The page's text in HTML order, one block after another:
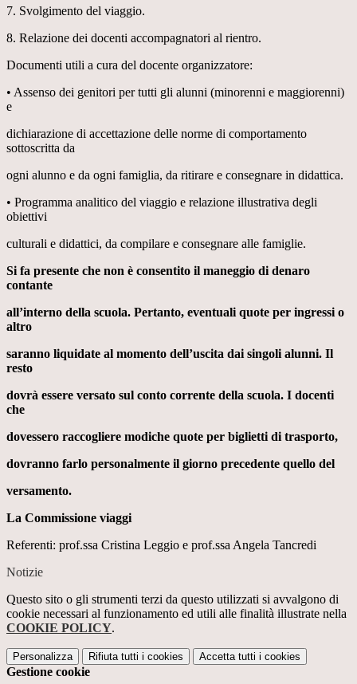
7. Svolgimento del viaggio.
8. Relazione dei docenti accompagnatori al rientro.
Documenti utili a cura del docente organizzatore:
• Assenso dei genitori per tutti gli alunni (minorenni e maggiorenni)
e
dichiarazione di accettazione delle norme di comportamento
sottoscritta da
ogni alunno e da ogni famiglia, da ritirare e consegnare in didattica.
• Programma analitico del viaggio e relazione illustrativa degli
obiettivi
culturali e didattici, da compilare e consegnare alle famiglie.
Si fa presente che non è consentito il maneggio di denaro
contante
all’interno della scuola. Pertanto, eventuali quote per ingressi o
altro
saranno liquidate al momento dell’uscita dai singoli alunni. Il
resto
dovrà essere versato sul conto corrente della scuola. I docenti
che
dovessero raccogliere modiche quote per biglietti di trasporto,
dovranno farlo personalmente il giorno precedente quello del
versamento.
La Commissione viaggi
Referenti: prof.ssa Cristina Leggio e prof.ssa Angela Tancredi
Notizie
Questo sito o gli strumenti terzi da questo utilizzati si avvalgono di
cookie necessari al funzionamento ed utili alle finalità illustrate nella
COOKIE POLICY.
Personalizza Rifiuta tutti i cookies Accetta tutti i cookies
Gestione cookie